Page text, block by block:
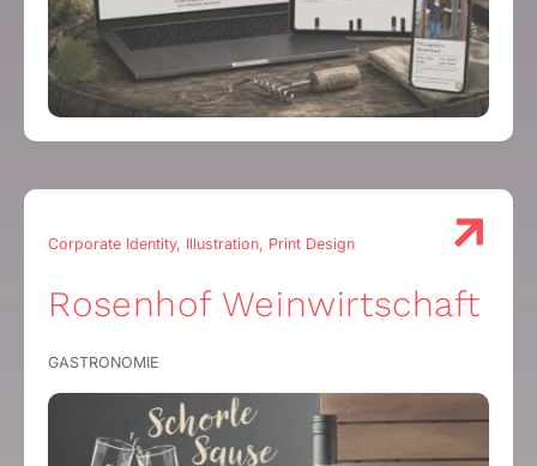
Corporate Identity, Illustration, Print Design
Rosenhof Weinwirtschaft
GASTRONOMIE